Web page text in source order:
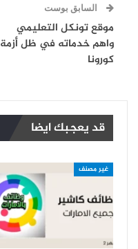
السابق بوست
موقع تونكل التعليمي
واهم خدماته في ظل أزمة
كورونا
قد يعجبك ايضا
غير مصنف